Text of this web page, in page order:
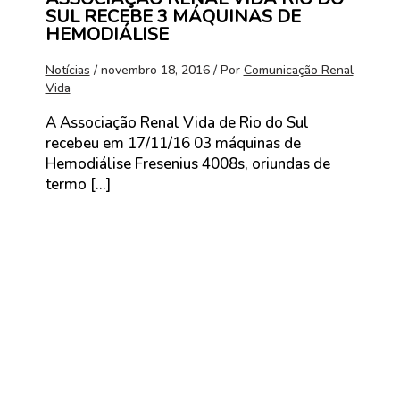
SUL RECEBE 3 MÁQUINAS DE
HEMODIÁLISE
Notícias / novembro 18, 2016 / Por Comunicação Renal
Vida
A Associação Renal Vida de Rio do Sul
recebeu em 17/11/16 03 máquinas de
Hemodiálise Fresenius 4008s, oriundas de
termo […]